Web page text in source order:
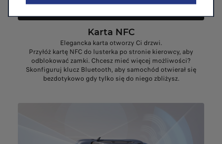
Karta NFC
Elegancka karta otworzy Ci drzwi.
Przyłóż kartę NFC do lusterka po stronie kierowcy, aby
odblokować zamki. Chcesz mieć więcej możliwości?
Skonfiguruj klucz Bluetooth, aby samochód otwierał się
bezdotykowo gdy tylko się do niego zbliżysz.